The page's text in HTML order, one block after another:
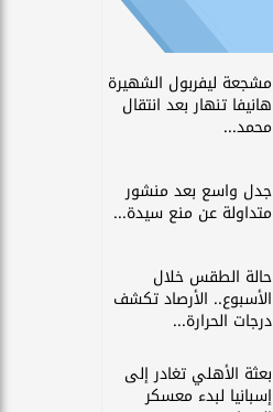
مشجعة ليفربول الشهيرة
هانيفا تنهار بعد انتقال
محمد...
جدل واسع بعد منشور
متداولة عن منع سيدة...
حالة الطقس خلال
الأسبوع.. الأرصاد تكشف
درجات الحرارة...
بعثة الأهلي تغادر إلى
إسبانيا لبدء معسكر